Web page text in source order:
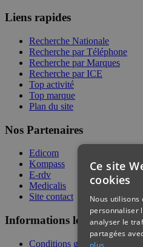
Liens rapides
Recherche Nationale
Recherche par Téléphone
Recherche par Marques
Recherche par ICE
Top activité
Top marque
Plan du site
Nos Partenaires
Edicom
Kompass
E-rdv
Medicalis
Site contact
Informations légales
Conditions générales de
Ce site
cookies
Nous utilisons
personnaliser
analyser le
partagées
plus